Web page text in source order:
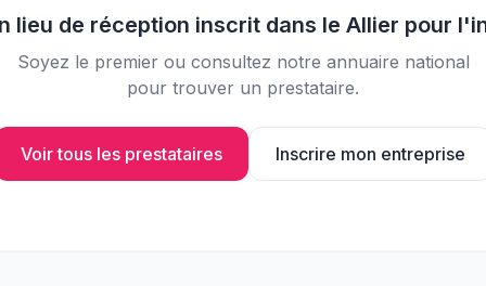
lieu de réception inscrit dans le Allier pour
Soyez le premier ou consultez notre annuaire national
pour trouver un prestataire.
Voir tous les prestataires Inscrire mon entreprise